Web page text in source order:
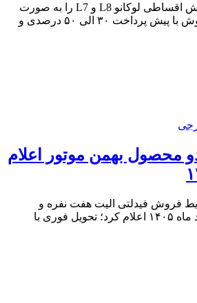
نوین خودرو شرایط فروش اقساطی لوکانو L8 و L7 را به صورت
اقساطی اعلام کرد؛ فروش با پیش پرداخت ۳۰ الی ۵۰ درصدی و
بهمن موتور اعلام
فروش فیدلتی الیت هفت نفره و
ریسپکت ۲ را ویژه مرداد ماه ۱۴۰۵ اعلام کرد؛ تحویل فوری با